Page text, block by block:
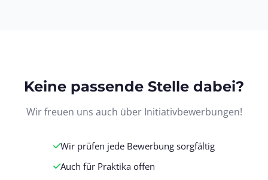
Keine passende Stelle dabei?
Wir freuen uns auch über Initiativbewerbungen!
Wir prüfen jede Bewerbung sorgfältig
Auch für Praktika offen